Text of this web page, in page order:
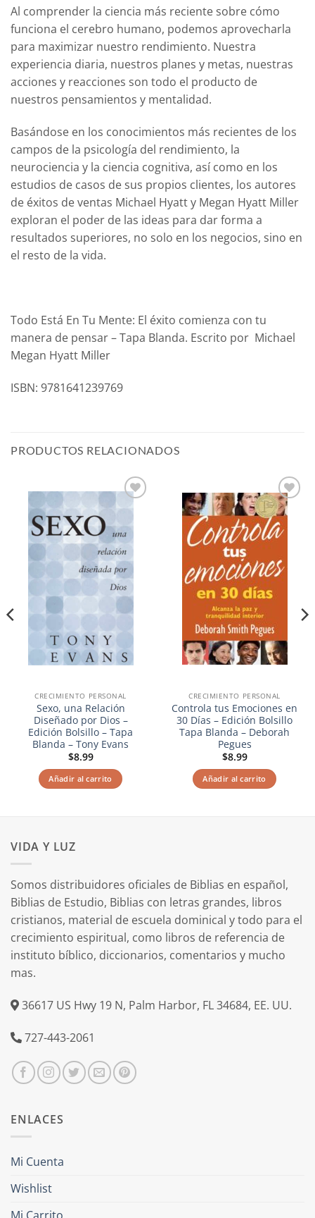
Al comprender la ciencia más reciente sobre cómo
funciona el cerebro humano, podemos aprovecharla
para maximizar nuestro rendimiento. Nuestra
experiencia diaria, nuestros planes y metas, nuestras
acciones y reacciones son todo el producto de
nuestros pensamientos y mentalidad.
Basándose en los conocimientos más recientes de los
campos de la psicología del rendimiento, la
neurociencia y la ciencia cognitiva, así como en los
estudios de casos de sus propios clientes, los autores
de éxitos de ventas Michael Hyatt y Megan Hyatt Miller
exploran el poder de las ideas para dar forma a
resultados superiores, no solo en los negocios, sino en
el resto de la vida.
Todo Está En Tu Mente: El éxito comienza con tu
manera de pensar – Tapa Blanda. Escrito por Michael
Megan Hyatt Miller
ISBN: 9781641239769
PRODUCTOS RELACIONADOS
Añadir
lista de
deseos
CRECIMIENTO PERSONAL
Sexo, una Relación
Diseñado por Dios –
Edición Bolsillo – Tapa
Blanda – Tony Evans
$8.99
Añadir al carrito
Añadir
a la
lista de
deseos
CRECIMIENTO PERSONAL
Controla tus Emociones en
30 Días – Edición Bolsillo
Tapa Blanda – Deborah
Pegues
$8.99
Añadir al carrito
VIDA Y LUZ
Somos distribuidores oficiales de Biblias en español,
Biblias de Estudio, Biblias con letras grandes, libros
cristianos, material de escuela dominical y todo para el
crecimiento espiritual, como libros de referencia de
instituto bíblico, diccionarios, comentarios y mucho
mas.
36617 US Hwy 19 N, Palm Harbor, FL 34684, EE. UU.
727-443-2061
ENLACES
Mi Cuenta
Wishlist